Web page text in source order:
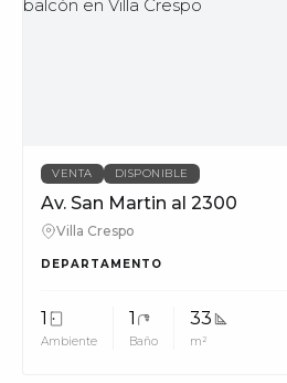
VENTA DISPONIBLE
Av. San Martin al 2300
Villa Crespo
DEPARTAMENTO
1
Ambiente
1
Baño
33
m²